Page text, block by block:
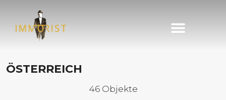
ÖSTERREICH
46 Objekte